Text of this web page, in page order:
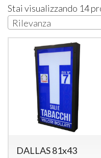
Stai visualizzando 14
Rilevanza
DALLAS 81x43